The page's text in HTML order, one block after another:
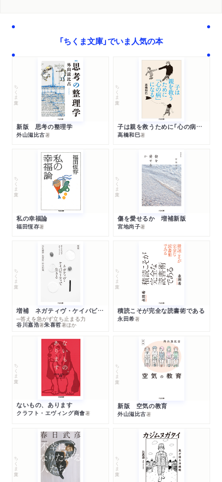
「ちくま文庫」でいま人気の本
ちくま文庫
新版 思考の整理学
外山滋比古著
ちくま文庫
子は親を救うために「心の病」になる
高橋和巳著
ちくま文庫
私の幸福論
福田恆存著
ちくま文庫
傷を愛せるか 増補新版
宮地尚子著
ちくま文庫
増補 ネガティヴ・ケイパビリティで生きる
─答えを急がず立ち止まる力
谷川嘉浩著朱喜哲著ほか
ちくま文庫
積読こそが完全な読書術である
永田希著
ちくま文庫
ないもの、あります
クラフト・エヴィング商會著
ちくま文庫
新版 空気の教育
外山滋比古著
ちくま文庫 ちくま文庫